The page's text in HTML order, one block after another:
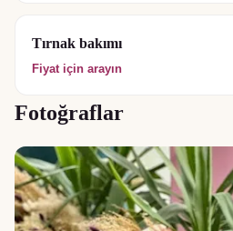
Tırnak bakımı
Fiyat için arayın
Fotoğraflar